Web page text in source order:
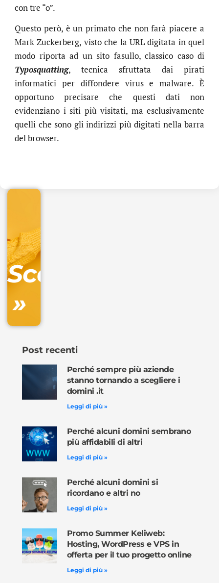
con tre “o”.
Questo però, è un primato che non farà piacere a
Mark Zuckerberg, visto che la URL digitata in quel
modo riporta ad un sito fasullo, classico caso di
Typosquatting, tecnica sfruttata dai pirati
informatici per diffondere virus e malware. È
opportuno precisare che questi dati non
evidenziano i siti più visitati, ma esclusivamente
quelli che sono gli indirizzi più digitati nella barra
del browser.
Scopri
»
Post recenti
Perché sempre più aziende
stanno tornando a scegliere i
domini .it
Leggi di più »
Perché alcuni domini sembrano
più affidabili di altri
Leggi di più »
Perché alcuni domini si
ricordano e altri no
Leggi di più »
Promo Summer Keliweb:
Hosting, WordPress e VPS in
offerta per il tuo progetto online
Leggi di più »